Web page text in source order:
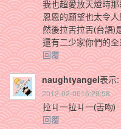
我也超愛放天燈時
恩恩的願望也太令
然後拉舌拉舌(台語)
還有二少家你們的
回覆
naughtyangel表示:
2012-02-0615:29:58
拉ㄐ一拉ㄐ一(舌吻)
回覆